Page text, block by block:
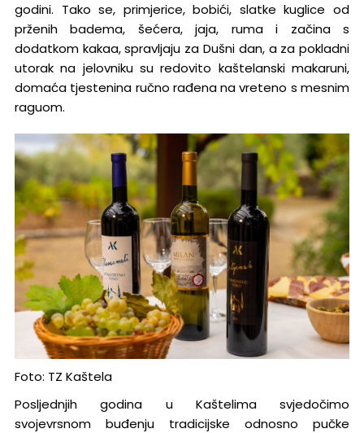
godini. Tako se, primjerice, bobići, slatke kuglice od
prženih badema, šećera, jaja, ruma i začina s
dodatkom kakaa, spravljaju za Dušni dan, a za pokladni
utorak na jelovniku su redovito kaštelanski makaruni,
domaća tjestenina ručno rađena na vreteno s mesnim
raguom.
Foto: TZ Kaštela
Posljednjih godina u Kaštelima svjedočimo
svojevrsnom buđenju tradicijske odnosno pučke